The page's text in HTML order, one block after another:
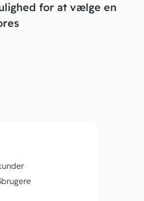
for at vælge en
brugere